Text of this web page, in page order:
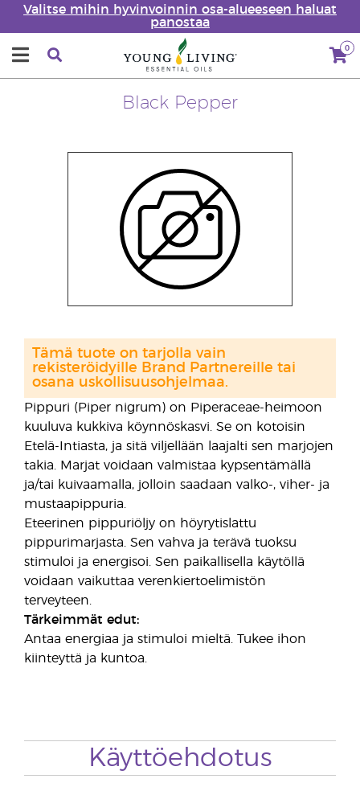
Valitse mihin hyvinvoinnin osa-alueeseen haluat
panostaa
0
Black Pepper
Pippuri (Piper nigrum) on Piperaceae-heimoon
kuuluva kukkiva köynnöskasvi. Se on kotoisin
Etelä-Intiasta, ja sitä viljellään laajalti sen marjojen
takia. Marjat voidaan valmistaa kypsentämällä
ja/tai kuivaamalla, jolloin saadaan valko-, viher- ja
mustaapippuria.
Eteerinen pippuriöljy on höyrytislattu
pippurimarjasta. Sen vahva ja terävä tuoksu
stimuloi ja energisoi. Sen paikallisella käytöllä
voidaan vaikuttaa verenkiertoelimistön
terveyteen.
Tärkeimmät edut:
Antaa energiaa ja stimuloi mieltä. Tukee ihon
kiinteyttä ja kuntoa.
Tämä tuote on tarjolla vain
rekisteröidyille Brand Partnereille tai
osana uskollisuusohjelmaa.
Käyttöehdotus